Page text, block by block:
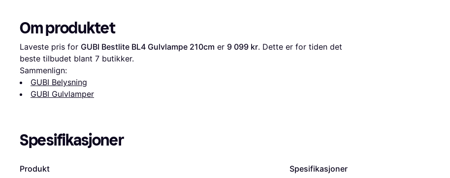
Om produktet
Laveste pris for GUBI Bestlite BL4 Gulvlampe 210cm er 9 099 kr. Dette er for tiden det
beste tilbudet blant 7 butikker.
Sammenlign:
GUBI Belysning
GUBI Gulvlamper
Spesifikasjoner
Produkt Spesifikasjoner